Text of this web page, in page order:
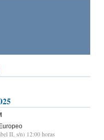
II, s/n) 12:00 horas